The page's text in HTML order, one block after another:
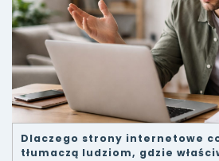
Dlaczego strony internetowe
tłumaczą ludziom, gdzie